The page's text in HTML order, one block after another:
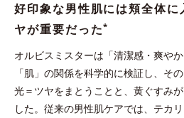
炭の約1.2倍の皮脂吸着能力があ
を吸着洗浄。
*1 皮脂吸着微粒子と炭を各2gとり、人工皮
測定する。N＝3, P<0.05, student t-test ＜
*2 ケイ酸Ａｌ・Ｍｇ（洗浄成分）
与える
好印象な男性肌には頬全体に
ヤが重要だった*
オルビスミスターは「清潔感・爽や
「肌」の関係を科学的に検証し、そ
光＝ツヤをまとうことと、黄ぐすみ
した。従来の男性肌ケアでは、テカ